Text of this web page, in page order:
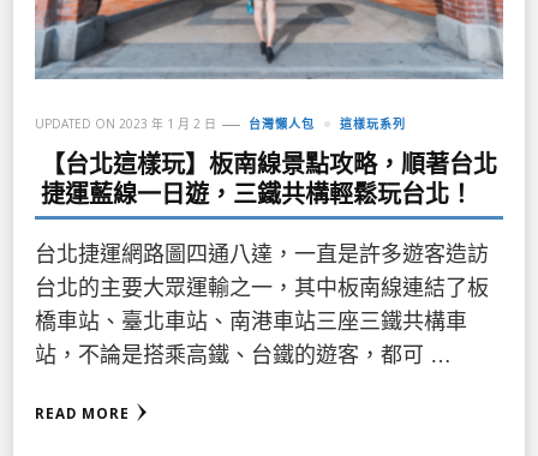
UPDATED ON 2023 年 1 月 2 日 台灣懶人包 這樣玩系列
【台北這樣玩】板南線景點攻略，順著台北
捷運藍線一日遊，三鐵共構輕鬆玩台北！
台北捷運網路圖四通八達，一直是許多遊客造訪
台北的主要大眾運輸之一，其中板南線連結了板
橋車站、臺北車站、南港車站三座三鐵共構車
站，不論是搭乘高鐵、台鐵的遊客，都可 …
READ MORE